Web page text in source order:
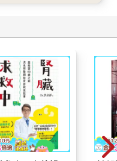
免句意重複，刪除冗詞贅
沒有解釋的人物或事件，
展，以便吸引讀者的注意
似乎欠缺說服力，便要憑
用行話通常是為了炫耀，
某些讀者不知道的事情，
來不像是在上課，更像你
表示你必須據實以告，不
的意思，想閃爍其詞就困